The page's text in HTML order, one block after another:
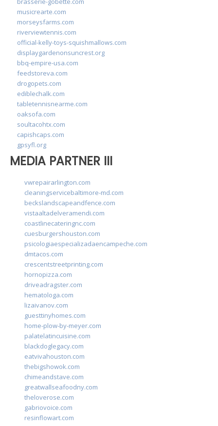
musicrearte.com
morseysfarms.com
riverviewtennis.com
official-kelly-toys-squishmallows.com
displaygardenonsuncrest.org
bbq-empire-usa.com
feedstoreva.com
drogopets.com
ediblechalk.com
tabletennisnearme.com
oaksofa.com
soultacohtx.com
capishcaps.com
gpsyfl.org
MEDIA PARTNER III
vwrepairarlington.com
cleaningservicebaltimore-md.com
beckslandscapeandfence.com
vistaaltadelveramendi.com
coastlinecateringnc.com
cuesburgershouston.com
psicologiaespecializadaencampeche.com
dmtacos.com
crescentstreetprinting.com
hornopizza.com
driveadragster.com
hematologa.com
lizaivanov.com
guesttinyhomes.com
home-plow-by-meyer.com
palatelatincuisine.com
blackdoglegacy.com
eatvivahouston.com
thebigshowok.com
chimeandstave.com
greatwallseafoodny.com
theloverose.com
gabriovoice.com
resinflowart.com